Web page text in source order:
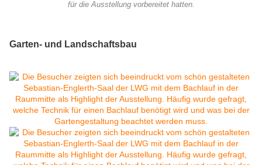
für die Ausstellung vorbereitet hatten.
Garten- und Landschaftsbau